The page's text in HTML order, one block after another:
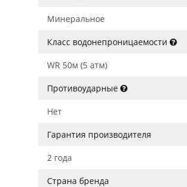
Минеральное
Класс водонепроницаемости
WR 50м (5 атм)
Противоударные
Нет
Гарантия производителя
2 года
Страна бренда